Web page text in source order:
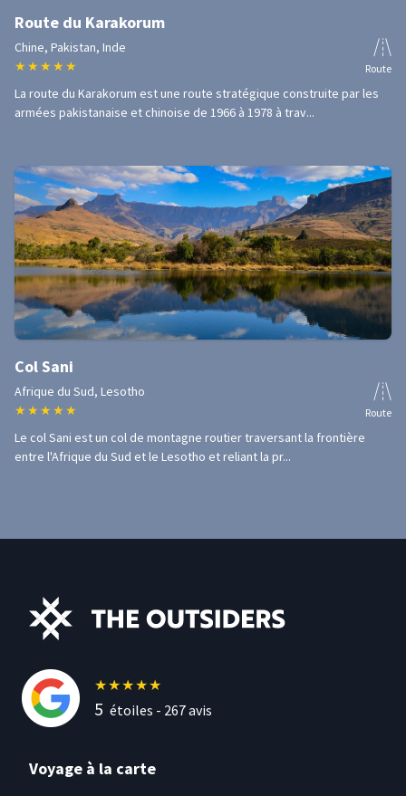
Route du Karakorum
Chine, Pakistan, Inde
★ ★ ★ ★ ★ Route
La route du Karakorum est une route stratégique construite par les
armées pakistanaise et chinoise de 1966 à 1978 à trav...
Col Sani
Afrique du Sud, Lesotho
★ ★ ★ ★ ★ Route
Le col Sani est un col de montagne routier traversant la frontière
entre l'Afrique du Sud et le Lesotho et reliant la pr...
★★★★★
5 étoiles - 267avis
Voyage à la carte